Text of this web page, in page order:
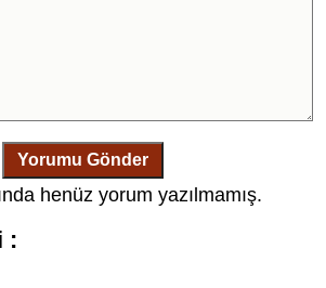
Yorumu Gönder
henüz yorum yazılmamış.
: